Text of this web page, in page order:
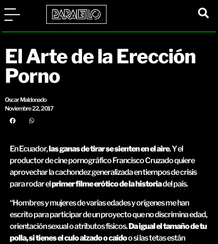
El Arte de la Erección
Porno
Oscar Maldonado
Noviembre 22, 2017
En Ecuador,las ganas de tirar se sienten en el aire. Y el
productor de cine pornográfico Francisco Cruzado quiere
aprovechar la cachondez generalizada en tiempos de crisis
para rodar elprimer filme erótico de la historiadel país.
“Hombres y mujeres de varias edades y orígenes me han
escrito para participar de un proyecto que no discrimina edad,
orientación sexual o atributos físicos.Da igual el tamaño de tu
polla, si tienes el culo alzado o caídoo si las tetas están